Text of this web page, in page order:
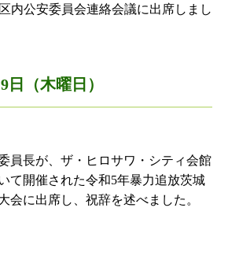
内公安委員会連絡会議に出席しまし
日（木曜日）
員長が、ザ・ヒロサワ・シティ会館
て開催された令和5年暴力追放茨城
会に出席し、祝辞を述べました。